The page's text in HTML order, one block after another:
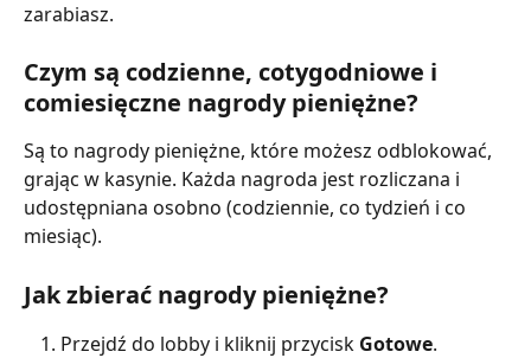
zarabiasz.
Czym są codzienne, cotygodniowe i
comiesięczne nagrody pieniężne?
Są to nagrody pieniężne, które możesz odblokować,
grając w kasynie. Każda nagroda jest rozliczana i
udostępniana osobno (codziennie, co tydzień i co
miesiąc).
Jak zbierać nagrody pieniężne?
Przejdź do lobby i kliknij przycisk Gotowe.